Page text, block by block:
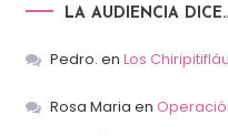
LA AUDIENCIA
Pedro. en Los
Rosa Maria en